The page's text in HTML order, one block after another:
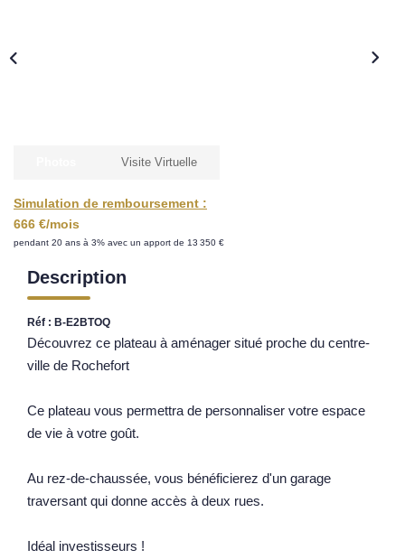
LOUER
Nos Biens
Simulation de remboursement :
666 €/mois
pendant 20 ans à 3% avec un apport de 13 350 €
Visite Virtuelle
Description
Réf : B-E2BTOQ
Découvrez ce plateau à aménager situé proche du centre-
ville de Rochefort
Ce plateau vous permettra de personnaliser votre espace
de vie à votre goût.
Au rez-de-chaussée, vous bénéficierez d'un garage
traversant qui donne accès à deux rues.
Idéal investisseurs !